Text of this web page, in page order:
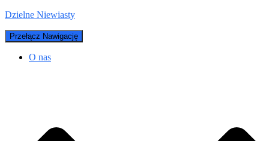
Dzielne Niewiasty
Przełącz Nawigację
O nas